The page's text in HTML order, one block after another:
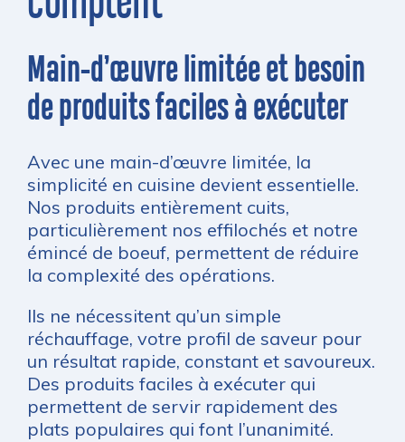
Main-d’œuvre limitée et besoin
de produits faciles à exécuter
Avec une main-d’œuvre limitée, la
simplicité en cuisine devient essentielle.
Nos produits entièrement cuits,
particulièrement nos effilochés et notre
émincé de boeuf, permettent de réduire
la complexité des opérations.
Ils ne nécessitent qu’un simple
réchauffage, votre profil de saveur pour
un résultat rapide, constant et savoureux.
Des produits faciles à exécuter qui
permettent de servir rapidement des
plats populaires qui font l’unanimité.